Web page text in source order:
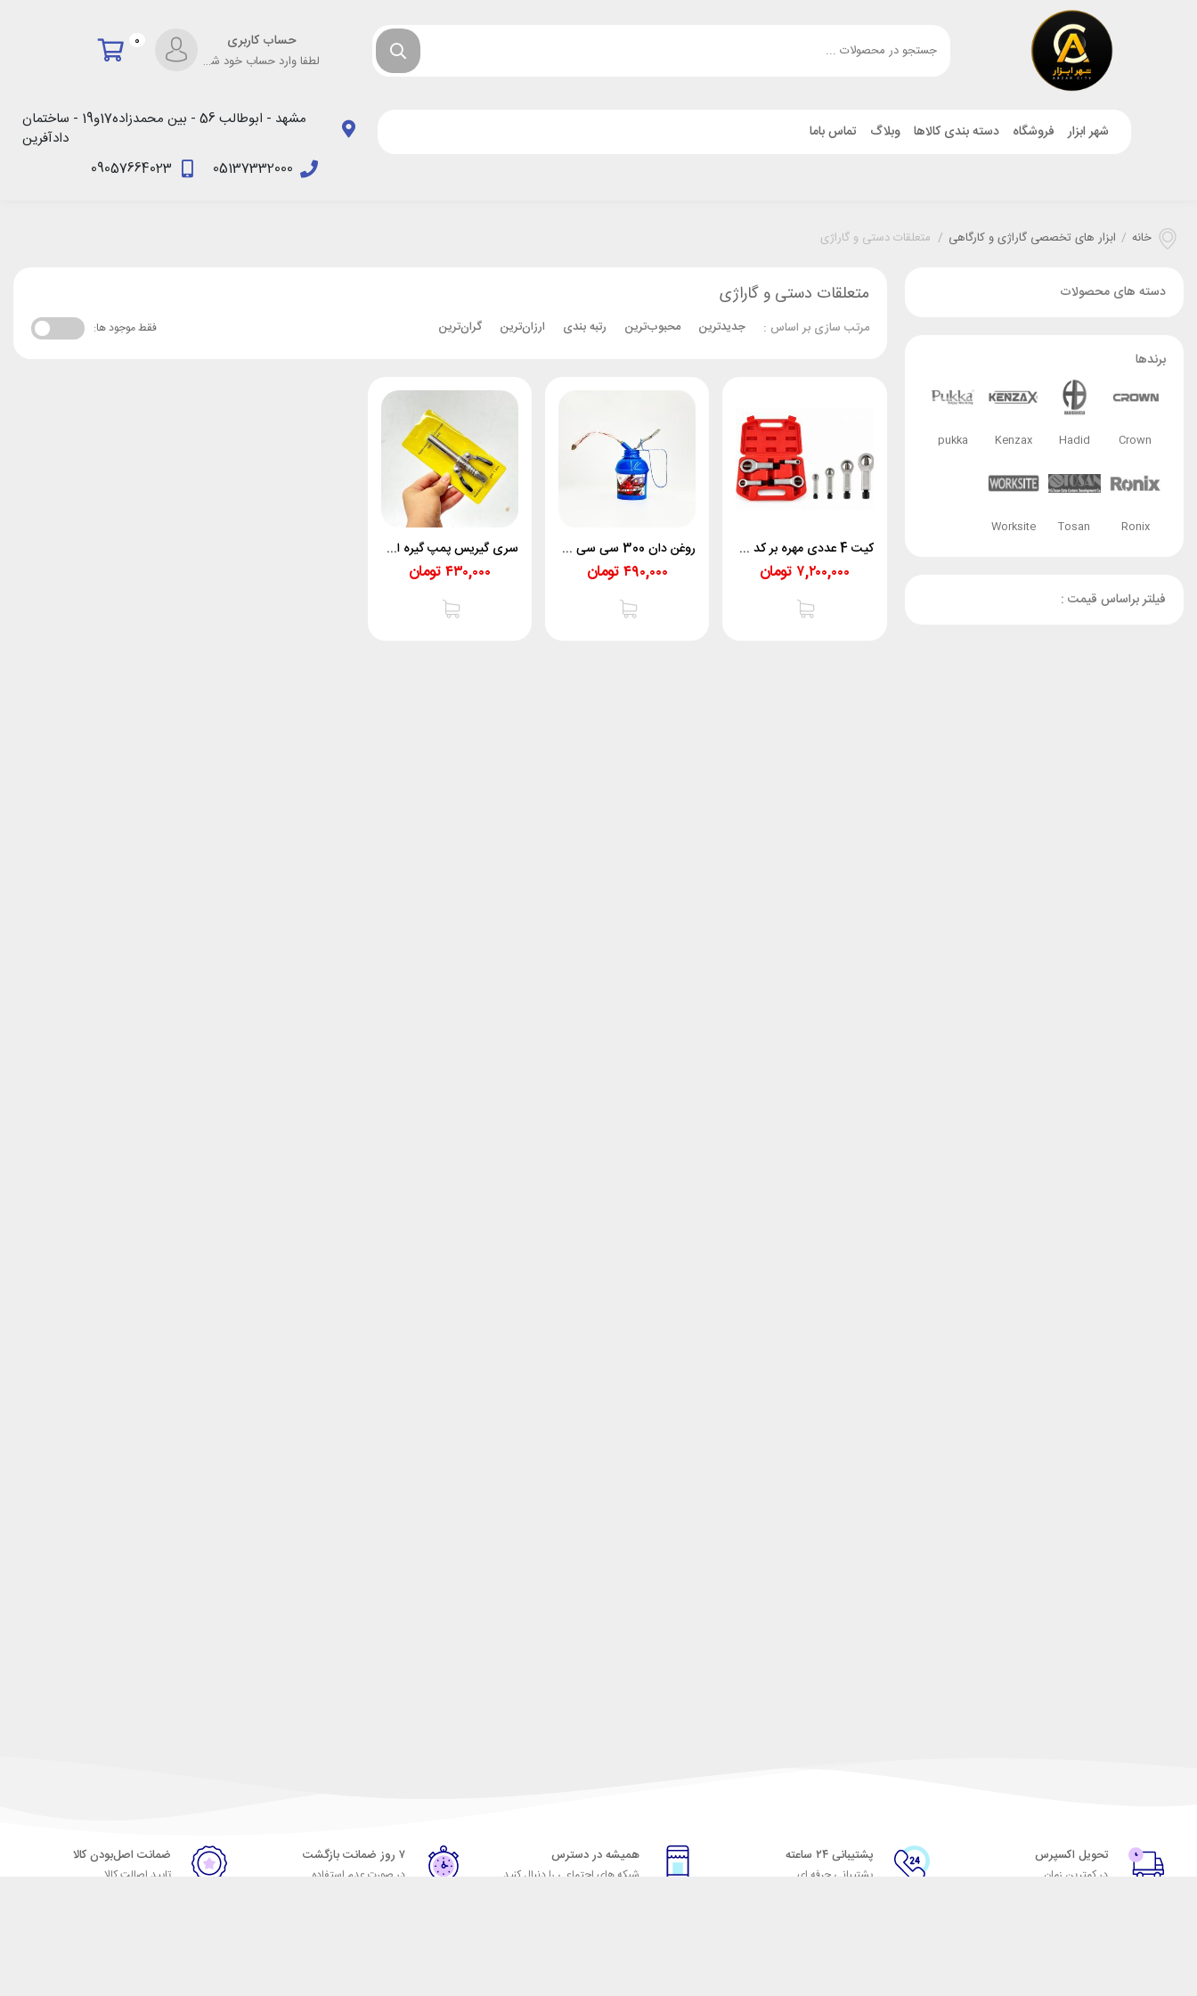
حساب کاربری
لطفا وارد حساب خود شوید!
0
شهر ابزار فروشگاه دسته بندی کالاها وبلاگ تماس باما
مشهد - ابوطالب 56 - بین محمدزاده17و19 - ساختمان
دادآفرین
05137332000
09057664023
خانه / ابزار های تخصصی گاراژی و کارگاهی / متعلقات دستی و گاراژی
متعلقات دستی و گاراژی
مرتب سازی بر اساس : جدیدترین محبوب‌ترین رتبه بندی ارزان‌ترین گران‌ترین فقط موجود ها:
کیت 4 عددی مهره بر کد 21/4 نورس
تومان ۷,۲۰۰,۰۰۰
روغن دان 300 سی سی وفایی
تومان۴۹۰,۰۰۰
سری گیریس پمپ گیره ای دو دسته بلند
تومان۴۳۰,۰۰۰
دسته های محصولات
برندها
Crown
Hadid
Kenzax
pukka
Ronix
Tosan
Worksite
فیلتر براساس قیمت :
تحویل اکسپرس
در کمترین زمان
پشتیبانی ۲۴ ساعته
پشتیبانی حرفه ای
همیشه در دسترس
شبکه های اجتماعی را دنبال کنید
۷ روز ضمانت بازگشت
در صورت عدم استفاده
ضمانت اصل‌بودن کالا
تایید اصالت کالا